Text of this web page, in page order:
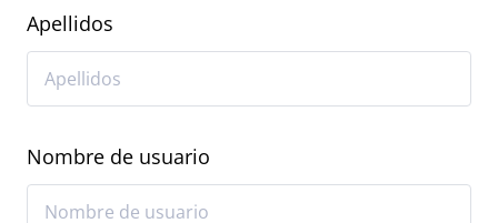
Apellidos
Nombre de usuario